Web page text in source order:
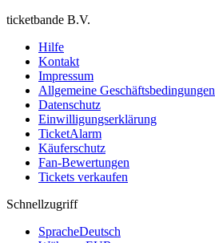
ticketbande B.V.
Hilfe
Kontakt
Impressum
Allgemeine Geschäftsbedingungen
Datenschutz
Einwilligungserklärung
TicketAlarm
Käuferschutz
Fan-Bewertungen
Tickets verkaufen
Schnellzugriff
SpracheDeutsch